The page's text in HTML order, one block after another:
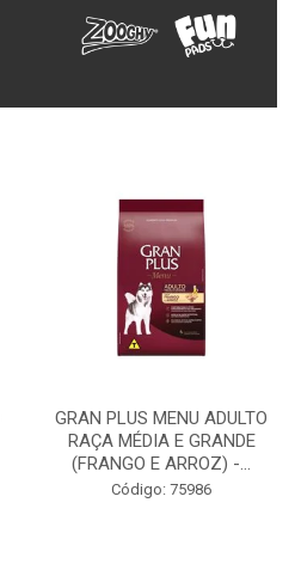
GRAN PLUS MENU ADULTO
RAÇA MÉDIA E GRANDE
(FRANGO E ARROZ) -...
Código: 75986